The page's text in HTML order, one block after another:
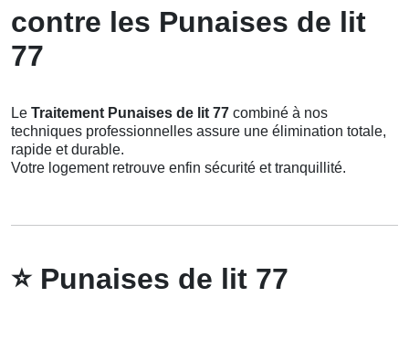
contre les Punaises de lit
77
Le Traitement Punaises de lit 77 combiné à nos
techniques professionnelles assure une élimination totale,
rapide et durable.
Votre logement retrouve enfin sécurité et tranquillité.
⭐Punaises de lit 77